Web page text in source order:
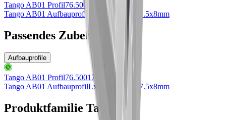
Tango AB01 Profil76.50017.50
Tango AB01 Aufbauprofil
LxBxH 3000x17.5x8mm
Passendes Zubehör
Aufbauprofile
Tango AB01 Profil76.50017.50
Tango AB01 AufbauprofilLxBxH 3000x17.5x8mm
Produktfamilie Tango